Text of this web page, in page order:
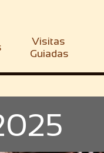
Visitas
Guiadas